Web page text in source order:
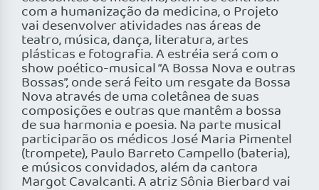
com a humanização da medicina, o Projeto
vai desenvolver atividades nas áreas de
teatro, música, dança, literatura, artes
plásticas e fotografia. A estréia será com o
show poético-musical “A Bossa Nova e outras
Bossas”, onde será feito um resgate da Bossa
Nova através de uma coletânea de suas
composições e outras que mantêm a bossa
de sua harmonia e poesia. Na parte musical
participarão os médicos José Maria Pimentel
(trompete), Paulo Barreto Campello (bateria),
e músicos convidados, além da cantora
Margot Cavalcanti. A atriz Sônia Bierbard vai